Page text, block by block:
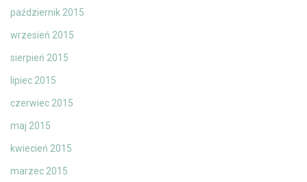
październik 2015
wrzesień 2015
sierpień 2015
lipiec 2015
czerwiec 2015
maj 2015
kwiecień 2015
marzec 2015